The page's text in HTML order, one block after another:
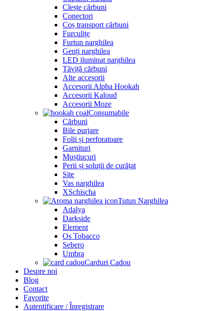
Clește cărbuni
Conectori
Coș transport cărbuni
Furculițe
Furtun narghilea
Genți narghilea
LED iluminat narghilea
Tăviță cărbuni
Alte accesorii
Accesorii Alpha Hookah
Accesorii Kaloud
Accesorii Moze
Consumabile
Cărbuni
Bile purjare
Folii și perforatoare
Garnituri
Muștiucuri
Perii și soluții de curățat
Site
Vas narghilea
XSchischa
Tutun Narghilea
Adalya
Darkside
Element
Os Tobacco
Sebero
Umbra
Carduri Cadou
Despre noi
Blog
Contact
Favorite
Autentificare / Înregistrare